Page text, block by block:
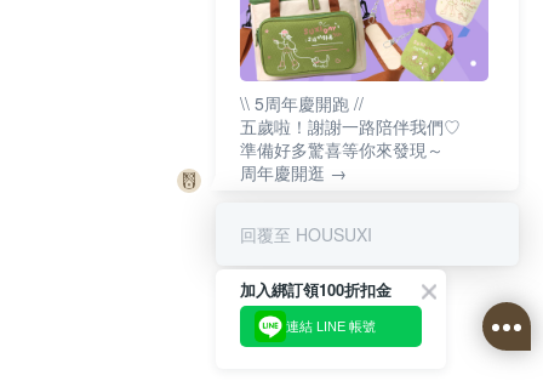
\\ 5周年慶開跑 //
五歲啦！謝謝一路陪伴我們♡
準備好多驚喜等你來發現～
周年慶開逛 →
回覆至 HOUSUXI
加入綁訂領100折扣金
連結 LINE 帳號